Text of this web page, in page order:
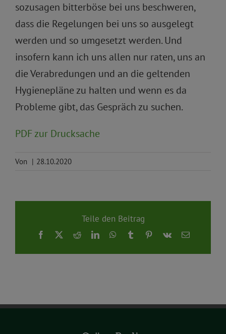
sozusagen bitterböse bei uns beschweren,
dass die Regelungen bei uns so ausgelegt
werden und so umgesetzt werden. Und
insofern kann ich uns allen nur raten, uns an
die Verabredungen und an die geltenden
Hygienepläne zu halten und wenn es da
Probleme gibt, das Gespräch zu suchen.
PDF zur Drucksache
Von | 28.10.2020
Teile den Beitrag
Facebook
X RedditLinkedInWhatsApp
TumblrPinterest
Vk
E-